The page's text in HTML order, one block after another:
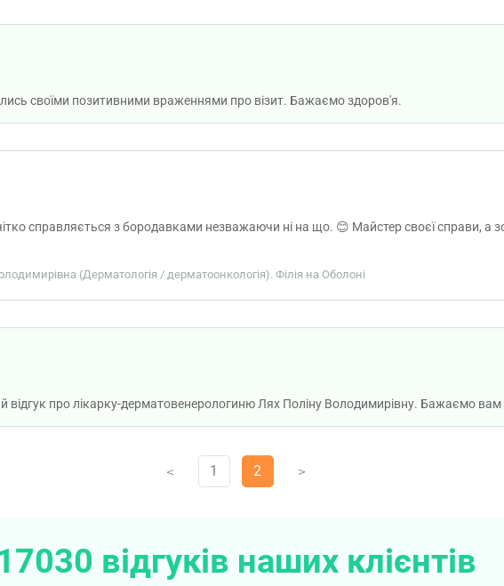
своїми позитивними враженнями про візит. Бажаємо здоров'я.
справляється з бородавками незважаючи ні на що. 😊 Майстер своєї справи, а
(Дерматологія / дерматоонкологія). Філія на Оболоні
відгук про лікарку-дерматовенерологиню Лях Поліну Володимирівну. Бажаємо вам
V 1 2 V
відгуків наших клієнтів